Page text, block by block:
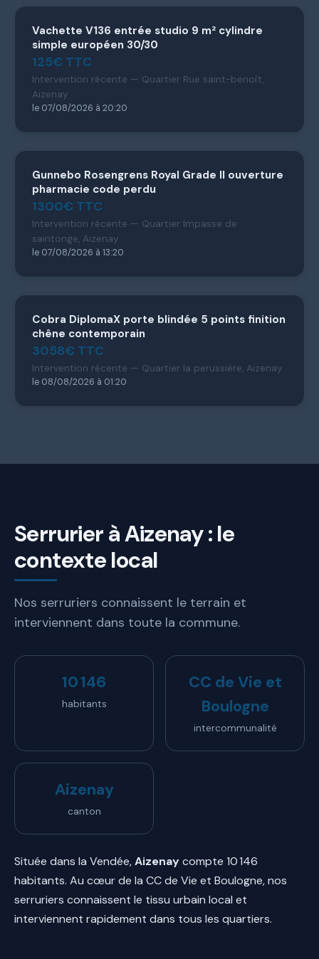
Vachette V136 entrée studio 9 m² cylindre
simple européen 30/30
125€ TTC
Intervention récente — Quartier Rue saint-benoît,
Aizenay
le 07/08/2026 à 20:20
Gunnebo Rosengrens Royal Grade II ouverture
pharmacie code perdu
1300€ TTC
Intervention récente — Quartier Impasse de
saintonge, Aizenay
le 07/08/2026 à 13:20
Cobra DiplomaX porte blindée 5 points finition
chêne contemporain
3058€ TTC
Intervention récente — Quartier la perussière, Aizenay
le 08/08/2026 à 01:20
Serrurier à Aizenay : le
contexte local
Nos serruriers connaissent le terrain et
interviennent dans toute la commune.
10 146
habitants
CC de Vie et
Boulogne
intercommunalité
Aizenay
canton
Située dans la Vendée,Aizenaycompte 10 146
habitants. Au cœur de la CC de Vie et Boulogne, nos
serruriers connaissent le tissu urbain local et
interviennent rapidement dans tous les quartiers.